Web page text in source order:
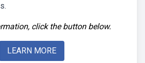
click the button below.
LEARN MORE